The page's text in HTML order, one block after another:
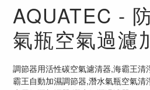
AQUATEC -
氣瓶空氣過濾
調節器用活性碳空氣濾清器,海霸王
霸王自動加濕調節器,潛水氣瓶空氣